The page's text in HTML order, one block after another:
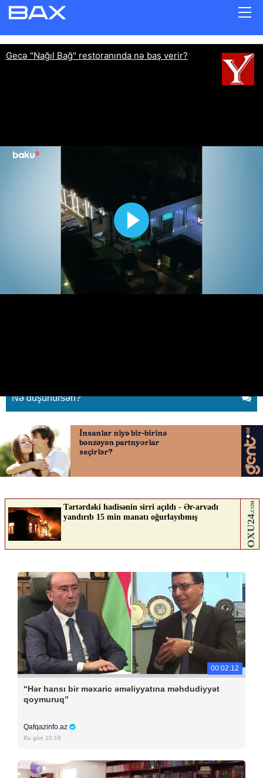
Gecə "Nağıl Bağ" restoranında nə
Nə düşünürsən?
00:02:12
“Hər hansı bir məxaric əməliyyatına məhdudiyyət
qoymuruq”
Qafqazinfo.az
Bu gün 10:18